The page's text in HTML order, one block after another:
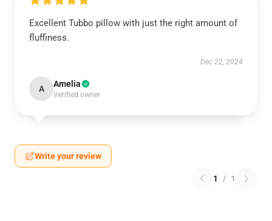
Excellent Tubbo pillow with just the right amount of
fluffiness.
Dec 22, 2024
A Amelia
Verified owner
Write your review
1 / 1